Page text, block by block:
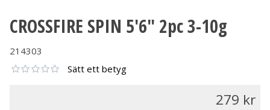
CROSSFIRE SPIN 5'6" 2pc 3-10g
214303
Sätt ett betyg
279